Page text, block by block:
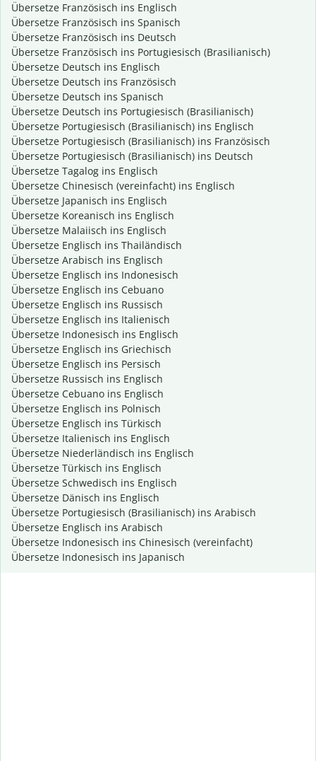
Übersetze Französisch ins Englisch
Übersetze Französisch ins Spanisch
Übersetze Französisch ins Deutsch
Übersetze Französisch ins Portugiesisch (Brasilianisch)
Übersetze Deutsch ins Englisch
Übersetze Deutsch ins Französisch
Übersetze Deutsch ins Spanisch
Übersetze Deutsch ins Portugiesisch (Brasilianisch)
Übersetze Portugiesisch (Brasilianisch) ins Englisch
Übersetze Portugiesisch (Brasilianisch) ins Französisch
Übersetze Portugiesisch (Brasilianisch) ins Deutsch
Übersetze Tagalog ins Englisch
Übersetze Chinesisch (vereinfacht) ins Englisch
Übersetze Japanisch ins Englisch
Übersetze Koreanisch ins Englisch
Übersetze Malaiisch ins Englisch
Übersetze Englisch ins Thailändisch
Übersetze Arabisch ins Englisch
Übersetze Englisch ins Indonesisch
Übersetze Englisch ins Cebuano
Übersetze Englisch ins Russisch
Übersetze Englisch ins Italienisch
Übersetze Indonesisch ins Englisch
Übersetze Englisch ins Griechisch
Übersetze Englisch ins Persisch
Übersetze Russisch ins Englisch
Übersetze Cebuano ins Englisch
Übersetze Englisch ins Polnisch
Übersetze Englisch ins Türkisch
Übersetze Italienisch ins Englisch
Übersetze Niederländisch ins Englisch
Übersetze Türkisch ins Englisch
Übersetze Schwedisch ins Englisch
Übersetze Dänisch ins Englisch
Übersetze Portugiesisch (Brasilianisch) ins Arabisch
Übersetze Englisch ins Arabisch
Übersetze Indonesisch ins Chinesisch (vereinfacht)
Übersetze Indonesisch ins Japanisch